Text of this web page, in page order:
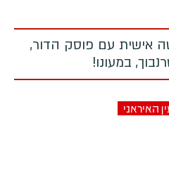
אישית עם פוסק הדור,
במעונו!
האיראני